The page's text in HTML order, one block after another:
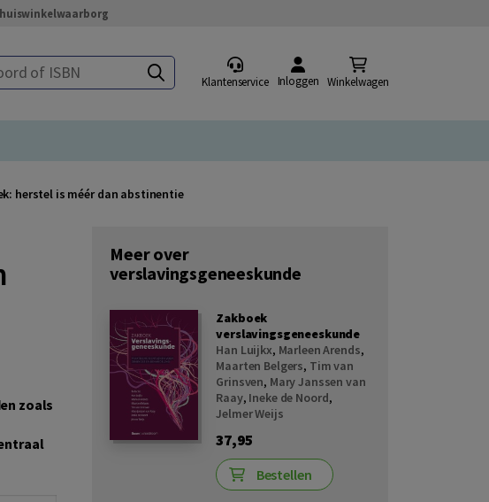
ISBN
Klantenservice Inloggen Winkelwagen
herstel is méér dan abstinentie
zoals
Meer over
verslavingsgeneeskunde
Zakboek
verslavingsgeneeskunde
Han Luijkx, Marleen Arends,
Maarten Belgers, Tim van
Grinsven, Mary Janssen van
Raay, Ineke de Noord,
Jelmer Weijs
37,95
Bestellen